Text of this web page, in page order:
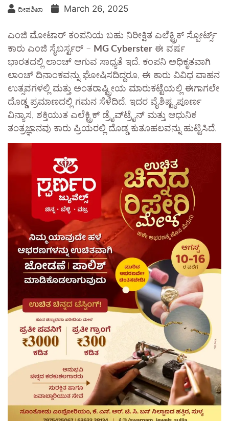
ದೀಪಶಿಖಾ March 26, 2025
ಎಂಜಿ ಮೋಟಾರ್ ಕಂಪನಿಯ ಬಹು ನಿರೀಕ್ಷಿತ ಎಲೆಕ್ಟ್ರಿಕ್ ಸ್ಪೋರ್ಟ್ಸ್
ಕಾರು ಎಂಜಿ ಸೈಬರ್ಸ್ಟರ್ – MG Cyberster ಈ ವರ್ಷ
ಭಾರತದಲ್ಲಿ ಲಾಂಚ್ ಆಗುವ ಸಾಧ್ಯತೆ ಇದೆ. ಕಂಪನಿ ಅಧಿಕೃತವಾಗಿ
ಲಾಂಚ್ ದಿನಾಂಕವನ್ನು ಘೋಷಿಸದಿದ್ದರೂ, ಈ ಕಾರು ವಿವಿಧ ವಾಹನ
ಉತ್ಸವಗಳಲ್ಲಿ ಮತ್ತು ಅಂತರಾಷ್ಟ್ರೀಯ ಮಾರುಕಟ್ಟೆಯಲ್ಲಿ ಈಗಾಗಲೇ
ದೊಡ್ಡ ಪ್ರಮಾಣದಲ್ಲಿ ಗಮನ ಸೆಳೆದಿದೆ. ಇದರ ವೈಶಿಷ್ಟ್ಯಪೂರ್ಣ
ವಿನ್ಯಾಸ, ಶಕ್ತಿಯುತ ಎಲೆಕ್ಟ್ರಿಕ್ ಡ್ರೈವ್‌ಟ್ರೈನ್ ಮತ್ತು ಆಧುನಿಕ
ತಂತ್ರಜ್ಞಾನವು ಕಾರು ಪ್ರಿಯರಲ್ಲಿ ದೊಡ್ಡ ಕುತೂಹಲವನ್ನು ಹುಟ್ಟಿಸಿದೆ.